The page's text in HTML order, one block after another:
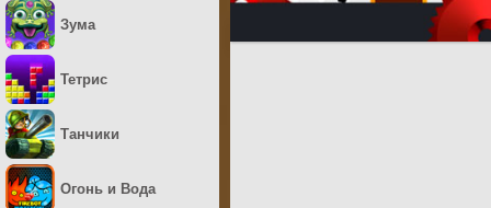
Зума
Тетрис
Танчики
Огонь и Вода